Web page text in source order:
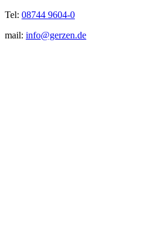
Tel: 08744 9604-0
mail: info@gerzen.de